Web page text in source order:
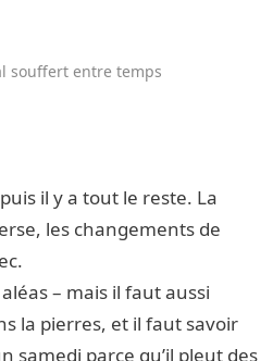
souffert entre temps
il y a tout le reste. La
les changements de
– mais il faut aussi
la pierres, et il faut savoir
samedi parce qu’il pleut des